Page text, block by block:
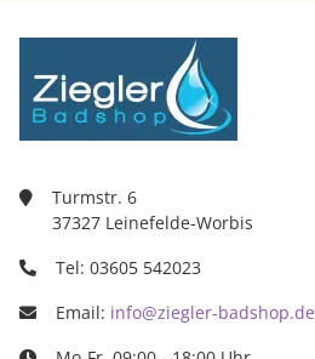
Turmstr. 6
37327 Leinefelde-Worbis
Tel: 03605 542023
Email: info@ziegler-badshop.de